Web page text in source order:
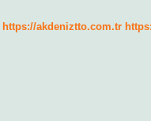
https://akdeniztto.com.tr